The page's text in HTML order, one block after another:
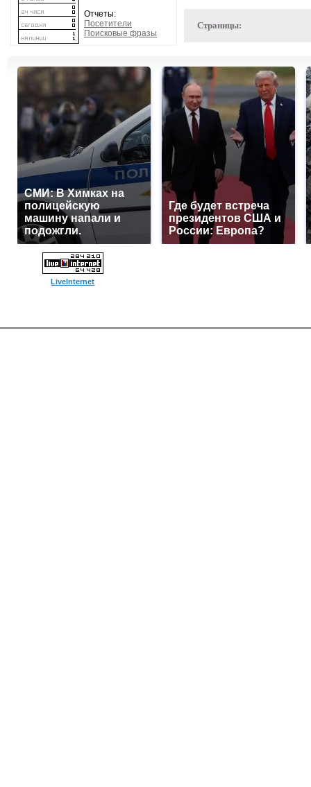
Отчеты:
Посетители
Поисковые фразы
Страницы:
СМИ: В Химках на
полицейскую
машину напали и
подожгли.
Где будет встреча
президентов США и
России: Европа?
LiveInternet